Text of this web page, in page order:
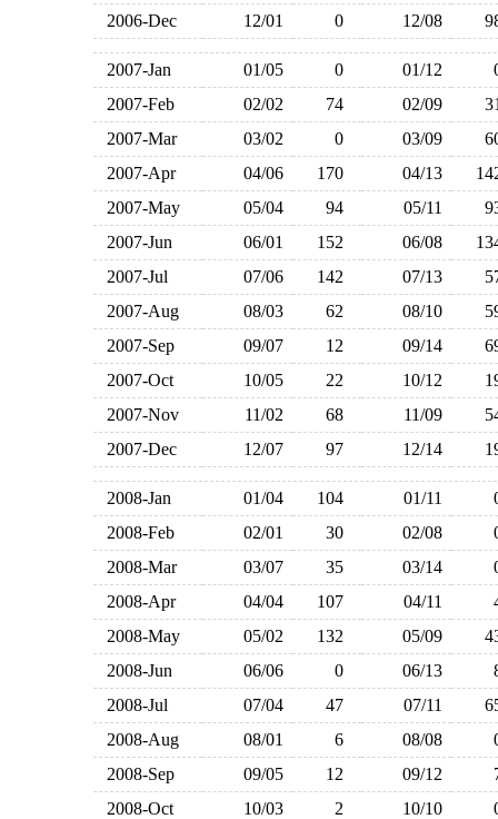
2006-Dec
12/01 0 12/08
2007-Jan 01/05 0 01/12
2007-Feb
02/02 74 02/09
2007-Mar
03/02 0 03/09
2007-Apr
04/06 170 04/13
2007-May
05/04 94 05/11
2007-Jun
06/01 152 06/08
2007-Jul
07/06 142 07/13
2007-Aug
08/03 62 08/10
2007-Sep
09/07 12 09/14
2007-Oct
10/05 22 10/12
2007-Nov
11/02 68 11/09
2007-Dec
12/07 97 12/14
2008-Jan 01/04 104 01/11
2008-Feb
02/01 30 02/08
2008-Mar
03/07 35 03/14
2008-Apr
04/04 107 04/11
2008-May
05/02 132 05/09
2008-Jun
06/06 0 06/13
2008-Jul
07/04 47 07/11
2008-Aug
08/01 6 08/08
2008-Sep
09/05 12 09/12
2008-Oct
10/03 2 10/10